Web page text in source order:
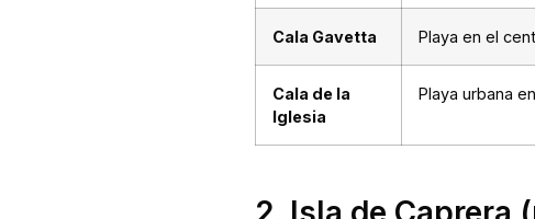
Cala Gavetta Playa en el
Cala de la
Iglesia
Playa urbana